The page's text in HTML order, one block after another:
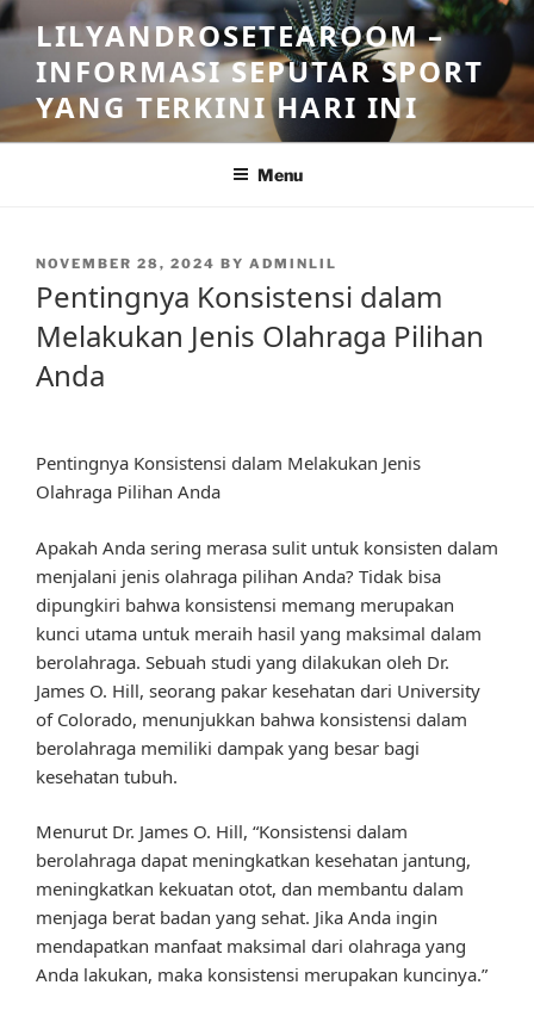
Skip
to
content
LILYANDROSETEAROOM –
INFORMASI SEPUTAR SPORT
YANG TERKINI HARI INI
Menu
POSTED
NOVEMBER 28, 2024 BY ADMINLIL
Pentingnya Konsistensi dalam
Melakukan Jenis Olahraga Pilihan
Anda
Pentingnya Konsistensi dalam Melakukan Jenis
Olahraga Pilihan Anda
Apakah Anda sering merasa sulit untuk konsisten dalam
menjalani jenis olahraga pilihan Anda? Tidak bisa
dipungkiri bahwa konsistensi memang merupakan
kunci utama untuk meraih hasil yang maksimal dalam
berolahraga. Sebuah studi yang dilakukan oleh Dr.
James O. Hill, seorang pakar kesehatan dari University
of Colorado, menunjukkan bahwa konsistensi dalam
berolahraga memiliki dampak yang besar bagi
kesehatan tubuh.
Menurut Dr. James O. Hill, “Konsistensi dalam
berolahraga dapat meningkatkan kesehatan jantung,
meningkatkan kekuatan otot, dan membantu dalam
menjaga berat badan yang sehat. Jika Anda ingin
mendapatkan manfaat maksimal dari olahraga yang
Anda lakukan, maka konsistensi merupakan kuncinya.”